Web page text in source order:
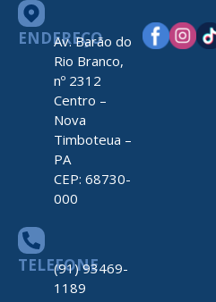
ENDEREÇO
Av. Barão do
Rio Branco,
nº 2312
Centro –
Nova
Timboteua –
PA
CEP: 68730-
000
TELEFONE
(91) 93469-
1189